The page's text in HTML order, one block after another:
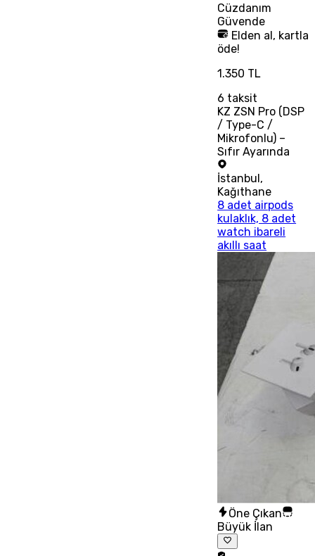
Cüzdanım
Güvende
Elden al, kartla
öde!
1.350 TL
6 taksit
KZ ZSN Pro (DSP
/ Type-C /
Mikrofonlu) –
Sıfır Ayarında
İstanbul,
Kağıthane
8 adet airpods
kulaklık, 8 adet
watch ibareli
akıllı saat
Öne Çıkan
Büyük İlan